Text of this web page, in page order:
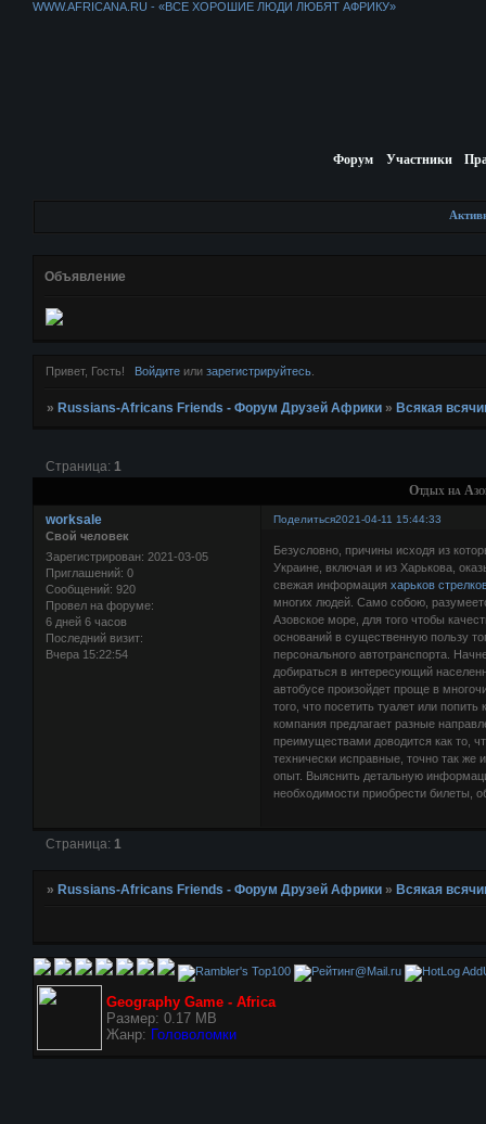
WWW.AFRICANA.RU - «ВСЕ ХОРОШИЕ ЛЮДИ ЛЮБЯТ АФРИКУ»
Форум Участники
Объявление
Привет, Гость! Войдитеили зарегистрируйтесь.
» Russians-Africans Friends - Форум Друзей Африки » Всякая
Отдых на
Страница: 1
Поделиться2021-04-11 15:44:33
worksale
Свой человек
Зарегистрирован: 2021-03-05
Приглашений: 0
Сообщений: 920
Провел на форуме:
6 дней 6 часов
Последний визит:
Вчера 15:22:54
Безусловно, причины исходя из
Украине, включая и из Харькова,
свежая информацияхарьков
многих людей. Само собою,
Азовское море, для того чтобы
оснований в существенную пользу
персонального автотранспорта.
добираться в интересующий
автобусе произойдет проще в
того, что посетить туалет или
компания предлагает разные
преимуществами доводится как то,
технически исправные, точно так
опыт. Выяснить детальную
необходимости приобрести билеты,
Страница: 1
»Russians-Africans Friends - Форум Друзей Африки »Всякая
Geography Game - Africa
Размер: 0.17 MB
Жанр: Головоломки